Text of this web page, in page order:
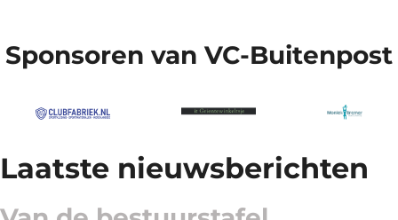
Sponsoren van VC-Buitenpost
Laatste nieuwsberichten